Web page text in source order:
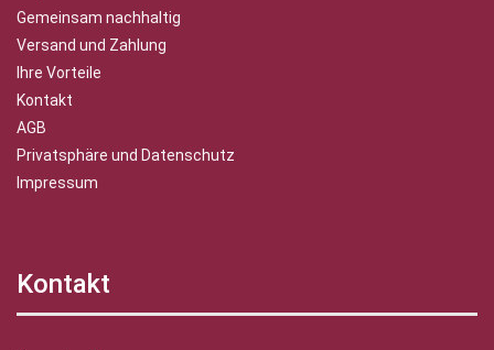
Gemeinsam nachhaltig
Versand und Zahlung
Ihre Vorteile
Kontakt
AGB
Privatsphäre und Datenschutz
Impressum
Kontakt